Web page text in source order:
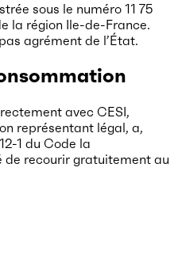
sous le numéro 11 75
la région Ile-de-France.
agrément de l’État.
avec CESI,
représentant légal, a,
1 du Code la
recourir gratuitement au